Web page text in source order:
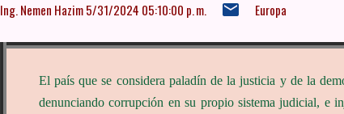
Ing. Nemen Hazim5/31/2024 05:10:00 p. m. Europa
El país que se considera paladín de la justicia y de la
denunciando corrupción en su propio sistema judicial, e